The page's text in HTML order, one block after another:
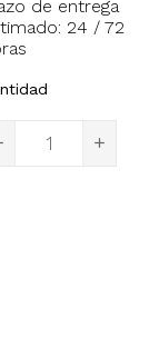
de entrega
24 / 72